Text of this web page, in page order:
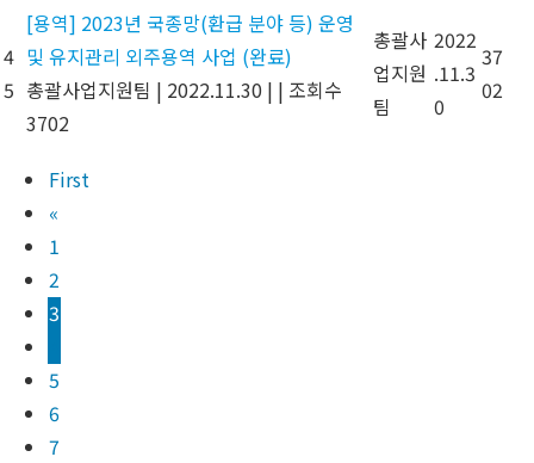
4
5
[용역] 2023년 국종망(환급 분야 등) 운영
및 유지관리 외주용역 사업 (완료)
총괄사업지원팀 | 2022.11.30 | | 조회수
3702
총괄사
업지원
팀
2022
.11.3
0
37
02
First
«
1
2
3
5
6
7